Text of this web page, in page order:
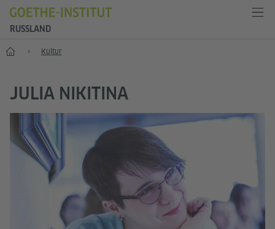
RUSSLAND
Start Kultur
JULIA NIKITINA